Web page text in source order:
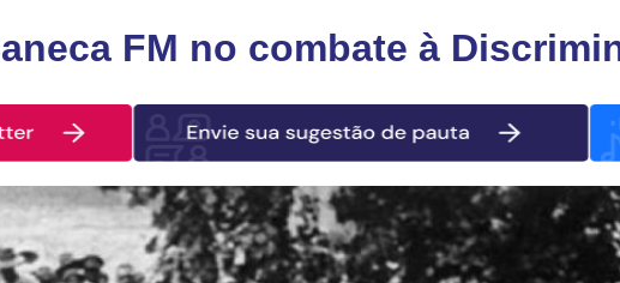
FM no combate à